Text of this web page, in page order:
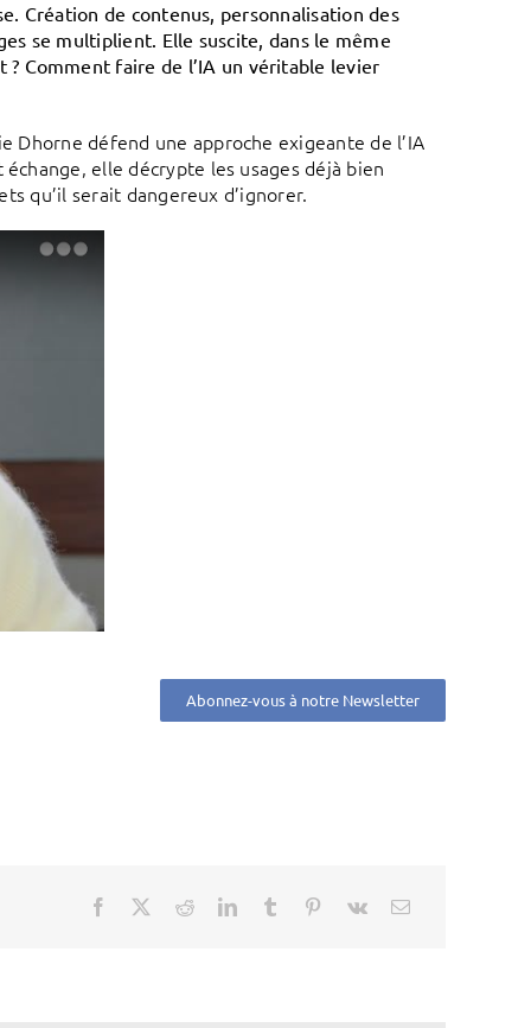
Création de contenus, personnalisation des
se multiplient. Elle suscite, dans le même
Comment faire de l’IA un véritable levier
Dhorne défend une approche exigeante de l’IA
elle décrypte les usages déjà bien
qu’il serait dangereux d’ignorer.
Abonnez-vous à notre Newsletter